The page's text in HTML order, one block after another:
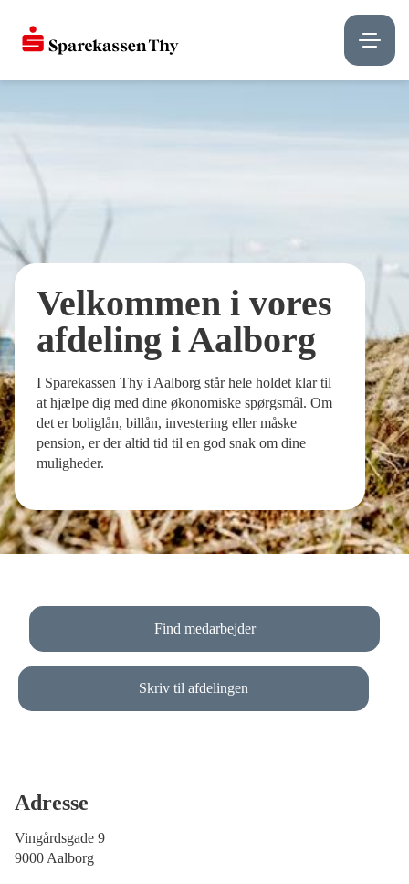
Velkommen i vores
afdeling i Aalborg
I Sparekassen Thy i Aalborg står hele holdet klar til
at hjælpe dig med dine økonomiske spørgsmål. Om
det er boliglån, billån, investering eller måske
pension, er der altid tid til en god snak om dine
muligheder.
Find medarbejder
Skriv til afdelingen
Adresse
Vingårdsgade 9
9000 Aalborg